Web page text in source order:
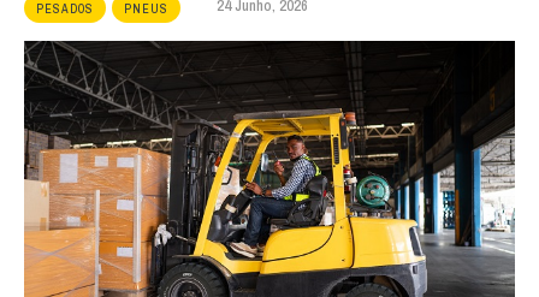
PESADOS PNEUS 24 Junho, 2026